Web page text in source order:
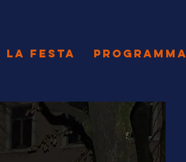
LA FESTA PROGRAMMA